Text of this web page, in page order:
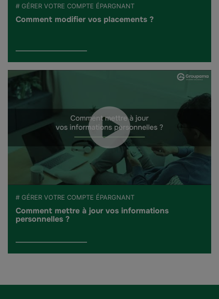
# GÉRER VOTRE COMPTE ÉPARGNANT
Comment modifier vos placements ?
# GÉRER VOTRE COMPTE ÉPARGNANT
Comment mettre à jour vos informations
personnelles ?